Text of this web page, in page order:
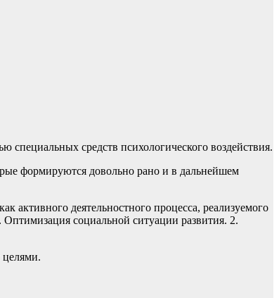
специальных средств психологического воздействия.
формируются довольно рано и в дальнейшем
активного деятельностного процесса, реализуемого
социальной ситуации развития. 2.
целями.